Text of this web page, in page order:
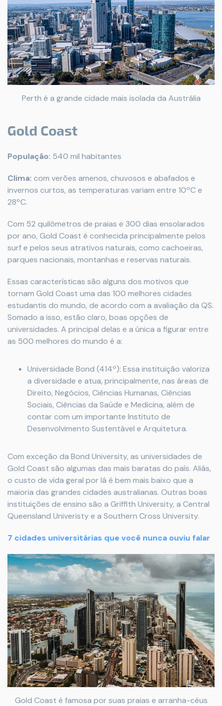
Perth é a grande cidade mais isolada da Austrália
Gold Coast
População: 540 mil habitantes
Clima: com verões amenos, chuvosos e abafados e
invernos curtos, as temperaturas variam entre 10ºC e
28ºC.
Com 52 quilômetros de praias e 300 dias ensolarados
por ano, Gold Coast é conhecida principalmente pelos
surf e pelos seus atrativos naturais, como cachoeiras,
parques nacionais, montanhas e reservas naturais.
Essas características são alguns dos motivos que
tornam Gold Coast uma das 100 melhores cidades
estudantis do mundo, de acordo com a avaliação da QS.
Somado a isso, estão claro, boas opções de
universidades. A principal delas e a única a figurar entre
as 500 melhores do mundo é a:
Universidade Bond (414º): Essa instituição valoriza
a diversidade e atua, principalmente, nas áreas de
Direito, Negócios, Ciências Humanas, Ciências
Sociais, Ciências da Saúde e Medicina, além de
contar com um importante Instituto de
Desenvolvimento Sustentável e Arquitetura.
Com exceção da Bond University, as universidades de
Gold Coast são algumas das mais baratas do país. Aliás,
o custo de vida geral por lá é bem mais baixo que a
maioria das grandes cidades australianas. Outras boas
instituições de ensino são a Griffith University, a Central
Queensland Univeristy e a Southern Cross University.
7 cidades universitárias que você nunca ouviu falar
Gold Coast é famosa por suas praias e arranha-céus